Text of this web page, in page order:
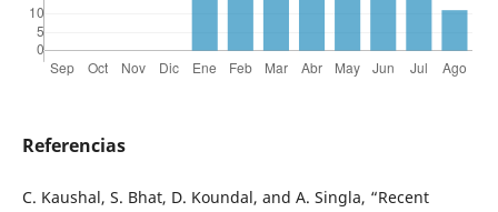
Referencias
C. Kaushal, S. Bhat, D. Koundal, and A. Singla, “Recent